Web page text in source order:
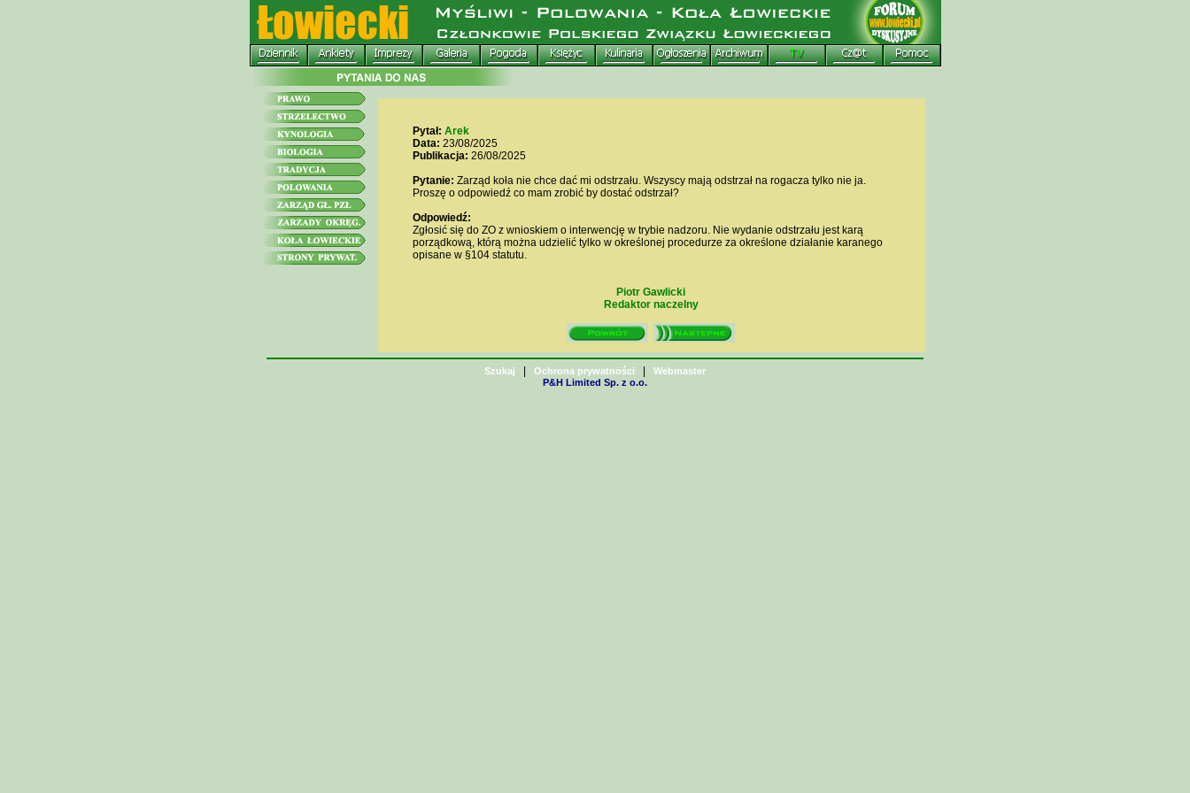
Pytał: Arek
Data: 23/08/2025
Publikacja: 26/08/2025
Pytanie: Zarząd koła nie chce dać mi odstrzału. Wszyscy mają odstrzał na rogacza tylko nie ja.
Proszę o odpowiedź co mam zrobić by dostać odstrzał?
Odpowiedź:
Zgłosić się do ZO z wnioskiem o interwencję w trybie nadzoru. Nie wydanie odstrzału jest karą
porządkową, którą można udzielić tylko w określonej procedurze za określone działanie karanego
opisane w §104 statutu.
Piotr Gawlicki
Redaktor naczelny
Szukaj Ochrona prywatności
Webmaster
P&H Limited Sp. z o.o.